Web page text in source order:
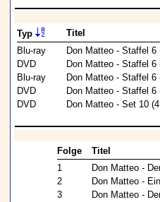
Typ
Titel
Blu-ray
Don Matteo - Staffel 6
DVD
Don Matteo - Staffel 6
Blu-ray
Don Matteo - Staffel
DVD
Don Matteo - Staffel
DVD
Don Matteo - Set 10
Folge
Titel
1
Don Matteo -
2
Don Matteo -
3
Don Matteo -